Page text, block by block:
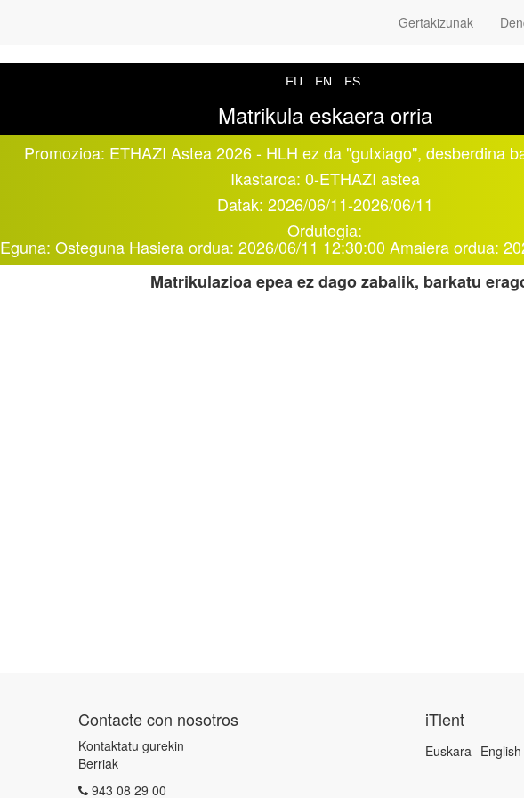
Gertakizunak
EU EN ES
Matrikula eskaera orria
Promozioa: ETHAZI Astea 2026 - HLH ez da "gutxiago", desberdina
Ikastaroa: 0-ETHAZI astea
Datak: 2026/06/11-2026/06/11
Ordutegia:
Eguna: Osteguna Hasiera ordua: 2026/06/11 12:30:00 Amaiera ordua:
Matrikulazioa epea ez dago zabalik, barkatu
Contacte con nosotros
Kontaktatu gurekin
Berriak
943 08 29 00
iTlent
Euskara English